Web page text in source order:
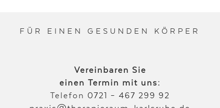
FÜR EINEN GESUNDEN KÖRPER
Vereinbaren Sie
einen Termin mit uns:
Telefon 0721 – 467 299 92